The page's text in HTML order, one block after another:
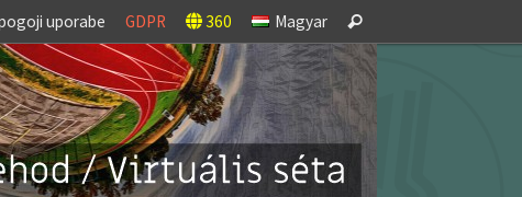
uporabe GDPR 360 Magyar
for:
Search